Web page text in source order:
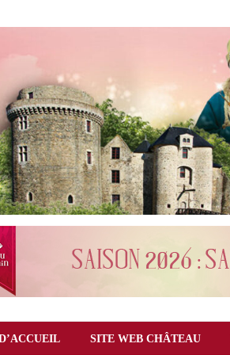
SITE WEB CHÂTEAU